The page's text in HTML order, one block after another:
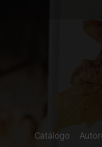
Catálogo